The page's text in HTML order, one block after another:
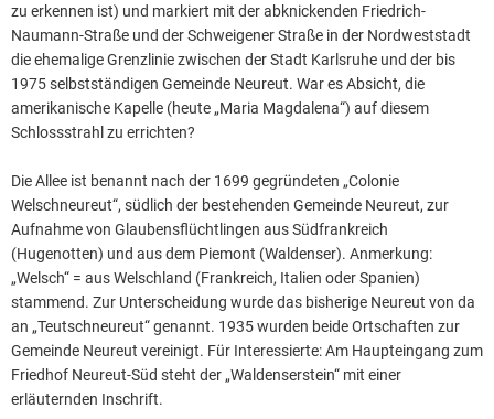
zu erkennen ist) und markiert mit der abknickenden Friedrich-
Naumann-Straße und der Schweigener Straße in der Nordweststadt
die ehemalige Grenzlinie zwischen der Stadt Karlsruhe und der bis
1975 selbstständigen Gemeinde Neureut. War es Absicht, die
amerikanische Kapelle (heute „Maria Magdalena“) auf diesem
Schlossstrahl zu errichten?
Die Allee ist benannt nach der 1699 gegründeten „Colonie
Welschneureut“, südlich der bestehenden Gemeinde Neureut, zur
Aufnahme von Glaubensflüchtlingen aus Südfrankreich
(Hugenotten) und aus dem Piemont (Waldenser). Anmerkung:
„Welsch“ = aus Welschland (Frankreich, Italien oder Spanien)
stammend. Zur Unterscheidung wurde das bisherige Neureut von da
an „Teutschneureut“ genannt. 1935 wurden beide Ortschaften zur
Gemeinde Neureut vereinigt. Für Interessierte: Am Haupteingang zum
Friedhof Neureut-Süd steht der „Waldenserstein“ mit einer
erläuternden Inschrift.